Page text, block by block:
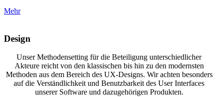
Mehr
Design
Unser Methodensetting für die Beteiligung unterschiedlicher
Akteure reicht von den klassischen bis hin zu den modernsten
Methoden aus dem Bereich des UX-Designs. Wir achten besonders
auf die Verständlichkeit und Benutzbarkeit des User Interfaces
unserer Software und dazugehörigen Produkten.